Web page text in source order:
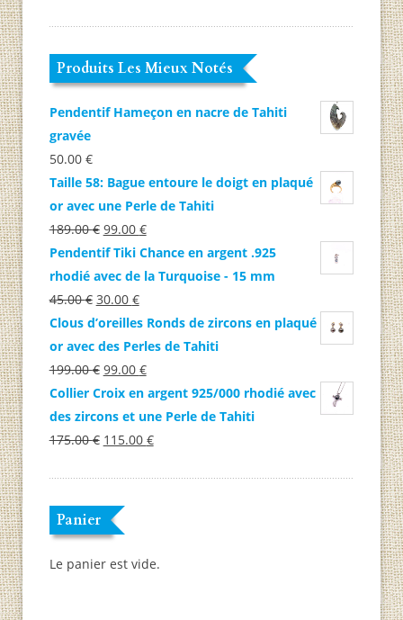
Produits Les Mieux Notés
Pendentif Hameçon en nacre de Tahiti
gravée
50.00 €
Taille 58: Bague entoure le doigt en plaqué
or avec une Perle de Tahiti
189.00€ Le
prix
initial
était :
189.00 €.
99.00 €Le
prix
actuel
99.00 €.
Pendentif Tiki Chance en argent .925
rhodié avec de la Turquoise - 15 mm
45.00€ Le
prix
initial
était :
45.00 €.
30.00 €Le
prix
actuel
est :
30.00 €.
Clous d’oreilles Ronds de zircons en plaqué
or avec des Perles de Tahiti
199.00€ Le
prix
initial
était :
99.00 €Le
prix
actuel
est :
Collier Croix en argent 925/000 rhodié avec
des zircons et une Perle de Tahiti
175.00€ Le
était :
175.00 €.
115.00 €Le
Panier
Le panier est vide.